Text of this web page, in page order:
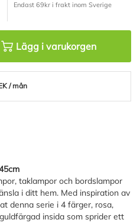
Endast 69kr i frakt inom Sverige
Lägg i varukorgen
/ mån
taklampor och bordslampor
i ditt hem. Med inspiration av
denna serie i 4 färger, rosa,
insida som sprider ett